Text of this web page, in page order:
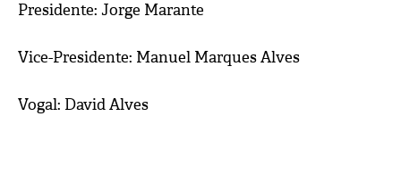
Presidente: Jorge Marante
Vice-Presidente: Manuel Marques Alves
Vogal: David Alves